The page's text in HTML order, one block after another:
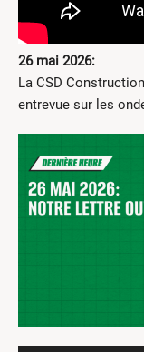
26 mai 2026:
La CSD
entrevue sur les